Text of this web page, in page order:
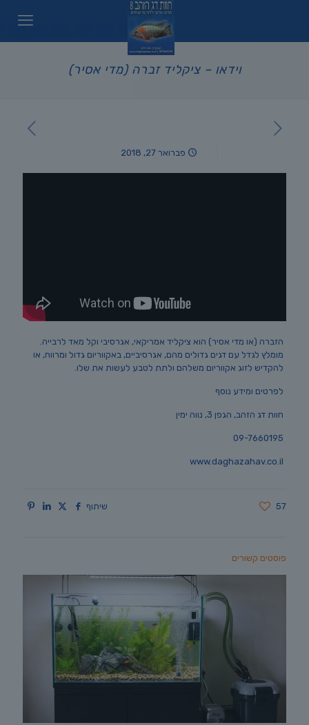
וידאו – ציקליד זברה (מדי אסיר)
פברואר 27, 2018
הזברה (או מדי אסיר) הוא ציקליד אמריקאי, אגרסיבי וקל מאד לרבייה.
מומלץ לגדל עם דגים גדולים מהם, אגרסיביים, באקווריום גדול ומרווח, או
להקדיש לזוג אקווריום משלהם ולתת לטבע לעשות את שלו.
לפרטים ומידע נוסף
חוות דג הזהב, הגפן 3, נווה ימין
09-7660195
www.daghazahav.co.il
שיתוף 57
פוסטים קשורים